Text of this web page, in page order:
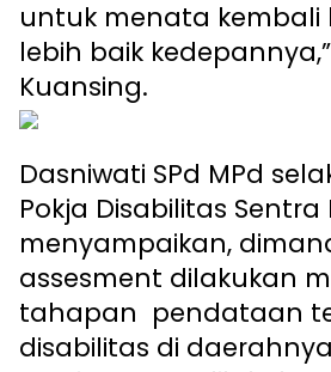
untuk menata kembali
lebih baik
Kuansing.
Dasniwati SPd MPd
Pokja Disabilitas
menyampaikan,
assesment dilakukan
tahapan pendataan
disabilitas di